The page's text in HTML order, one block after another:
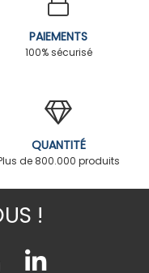
PAIEMENTS
100% sécurisé
QUANTITÉ
de 800.000 produits
!